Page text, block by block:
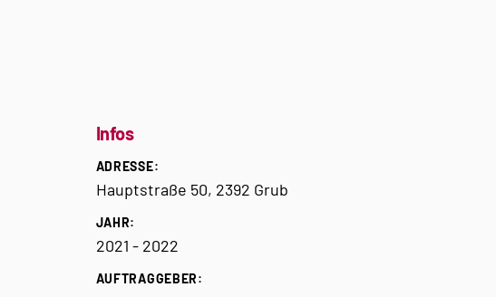
Infos
ADRESSE:
Hauptstraße 50, 2392 Grub
JAHR:
2021 - 2022
AUFTRAGGEBER: